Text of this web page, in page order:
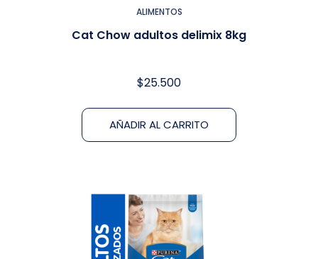
ALIMENTOS
Cat Chow adultos delimix 8kg
$25.500
AÑADIR AL CARRITO